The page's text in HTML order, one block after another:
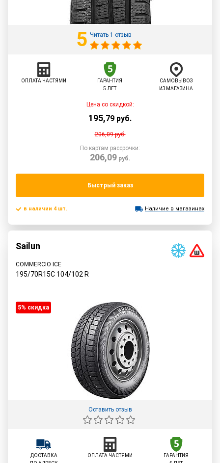
5 Читать 1 отзыв
ОПЛАТА ЧАСТЯМИ
ГАРАНТИЯ
5 ЛЕТ
САМОВЫВОЗ
ИЗ МАГАЗИНА
Цена со скидкой:
195,79 руб.
206,09руб.
По картам рассрочки:
206,09руб.
Быстрый заказ
в наличии 4 шт. Наличие в магазинах
Sailun
COMMERCIO ICE
195/70R15C 104/102 R
5% cкидка
Оставить отзыв
ДОСТАВКА
ОПЛАТА ЧАСТЯМИ
ГАРАНТИЯ